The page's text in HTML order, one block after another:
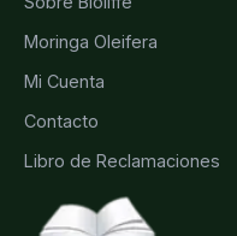
Moringa Oleifera
Mi Cuenta
Contacto
Libro de Reclamaciones